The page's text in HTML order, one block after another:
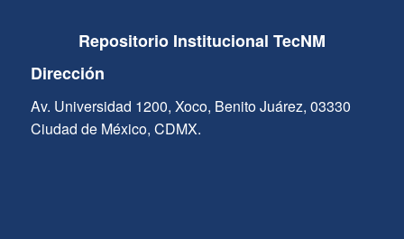
Repositorio Institucional TecNM
Dirección
Av. Universidad 1200, Xoco, Benito Juárez, 03330
Ciudad de México, CDMX.